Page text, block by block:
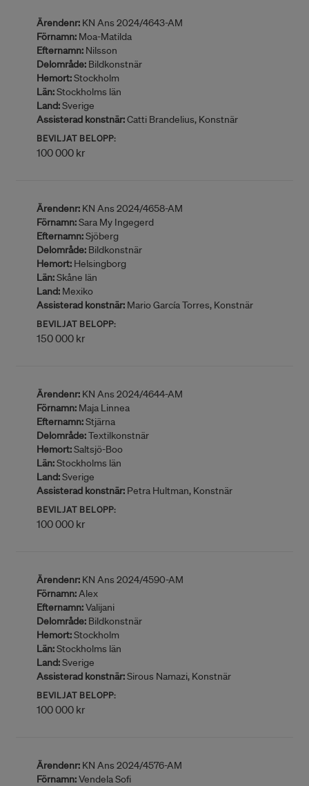
Ärendenr: KN Ans 2024/4643-AM
Förnamn: Moa-Matilda
Efternamn: Nilsson
Delområde: Bildkonstnär
Hemort:Stockholm
Län:Stockholms län
Land:Sverige
Assisterad konstnär:Catti Brandelius, Konstnär
BEVILJAT BELOPP:
100 000 kr
Ärendenr: KN Ans 2024/4658-AM
Förnamn:Sara My Ingegerd
Efternamn:Sjöberg
Delområde: Bildkonstnär
Hemort: Helsingborg
Län:Skåne län
Land: Mexiko
Assisterad konstnär: Mario García Torres, Konstnär
BEVILJAT BELOPP:
150 000 kr
Ärendenr: KN Ans 2024/4644-AM
Förnamn: Maja Linnea
Efternamn:Stjärna
Delområde:Textilkonstnär
Hemort:Saltsjö-Boo
Län:Stockholms län
Land:Sverige
Assisterad konstnär: Petra Hultman, Konstnär
BEVILJAT BELOPP:
100 000 kr
Ärendenr: KN Ans 2024/4590-AM
Förnamn:Alex
Efternamn:Valijani
Delområde: Bildkonstnär
Hemort:Stockholm
Län:Stockholms län
Land:Sverige
Assisterad konstnär:Sirous Namazi, Konstnär
BEVILJAT BELOPP:
100 000 kr
Ärendenr: KN Ans 2024/4576-AM
Förnamn:Vendela Sofi